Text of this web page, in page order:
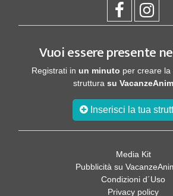
Vuoi essere presente
Registrati in un minuto per creare
struttura su
Inserisci la tua
Media Kit
Pubblicità su
Condizioni d´Uso
Privacy policy